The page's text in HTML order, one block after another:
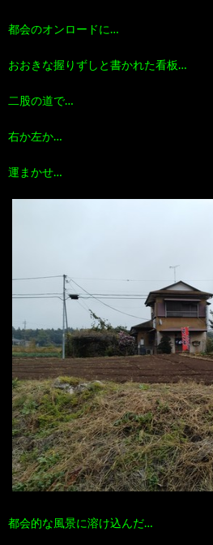
都会のオンロードに…
おおきな握りずしと書かれた看板…
二股の道で…
右か左か…
運まかせ…
都会的な風景に溶け込んだ…